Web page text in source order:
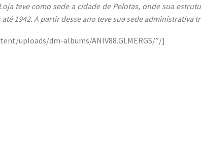
teve como sede a cidade de Pelotas, onde sua
1942. A partir desse ano teve sua sede
uploads/dm-albums/ANIV88.GLMERGS/”/]